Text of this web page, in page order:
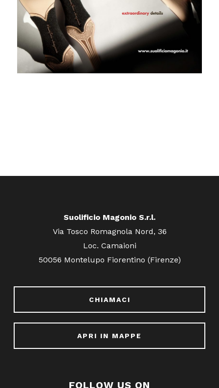
Suolificio Magonio S.r.l.
Via Tosco Romagnola Nord, 36
Loc. Camaioni
50056 Montelupo Fiorentino (Firenze)
CHIAMACI
APRI IN MAPPE
FOLLOW US ON